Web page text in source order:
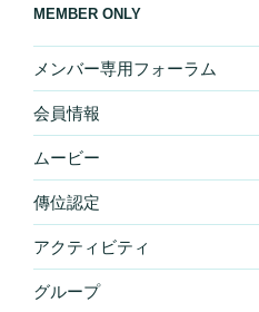
MEMBER ONLY
メンバー専用フォーラム
会員情報
ムービー
傳位認定
アクティビティ
グループ